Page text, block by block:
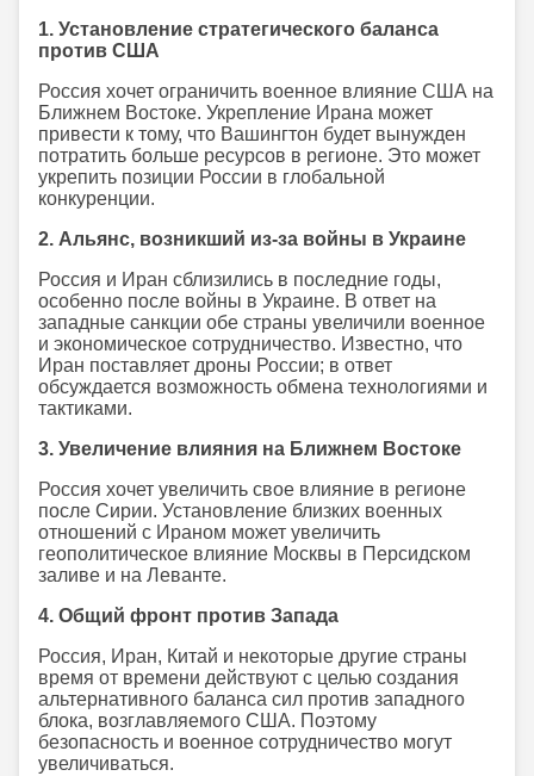
1. Установление стратегического баланса
против США
Россия хочет ограничить военное влияние США на
Ближнем Востоке. Укрепление Ирана может
привести к тому, что Вашингтон будет вынужден
потратить больше ресурсов в регионе. Это может
укрепить позиции России в глобальной
конкуренции.
2. Альянс, возникший из-за войны в Украине
Россия и Иран сблизились в последние годы,
особенно после войны в Украине. В ответ на
западные санкции обе страны увеличили военное
и экономическое сотрудничество. Известно, что
Иран поставляет дроны России; в ответ
обсуждается возможность обмена технологиями и
тактиками.
3. Увеличение влияния на Ближнем Востоке
Россия хочет увеличить свое влияние в регионе
после Сирии. Установление близких военных
отношений с Ираном может увеличить
геополитическое влияние Москвы в Персидском
заливе и на Леванте.
4. Общий фронт против Запада
Россия, Иран, Китай и некоторые другие страны
время от времени действуют с целью создания
альтернативного баланса сил против западного
блока, возглавляемого США. Поэтому
безопасность и военное сотрудничество могут
увеличиваться.